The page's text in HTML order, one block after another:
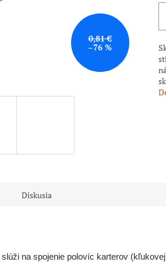
0,81 €
–76 %
Diskusia
slúži na spojenie polovíc karterov